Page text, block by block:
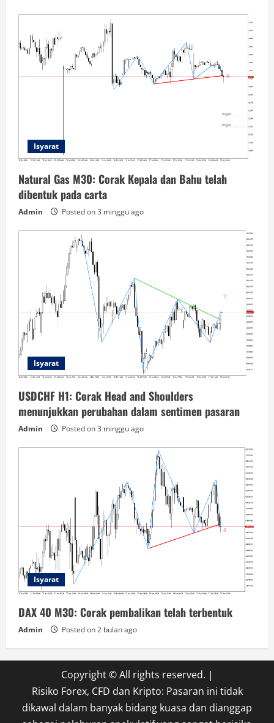
Isyarat
Natural Gas M30: Corak Kepala dan Bahu telah
dibentuk pada carta
Admin Posted on 3 minggu ago
Isyarat
USDCHF H1: Corak Head and Shoulders
menunjukkan perubahan dalam sentimen pasaran
Admin Posted on 3 minggu ago
Isyarat
DAX 40 M30: Corak pembalikan telah terbentuk
Admin Posted on 2 bulan ago
Copyright © All rights reserved. |
Risiko Forex, CFD dan Kripto: Pasaran ini tidak
dikawal dalam banyak bidang kuasa dan dianggap